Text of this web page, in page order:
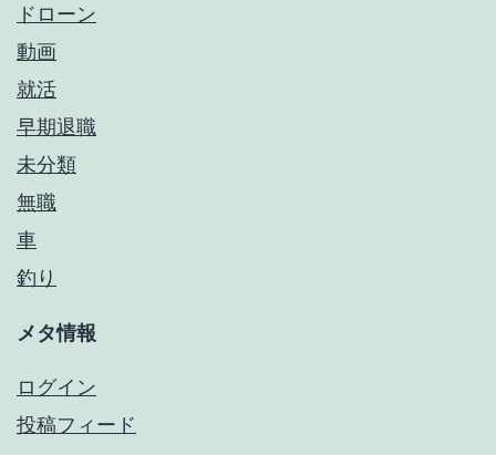
ドローン
動画
就活
早期退職
未分類
無職
車
釣り
メタ情報
ログイン
投稿フィード